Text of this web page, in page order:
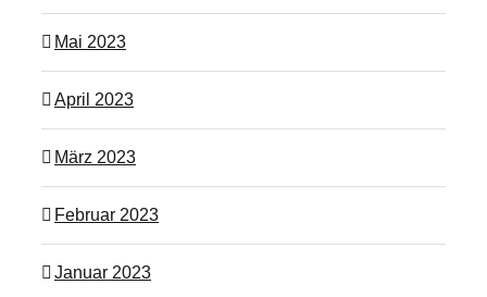
Mai 2023
April 2023
März 2023
Februar 2023
Januar 2023